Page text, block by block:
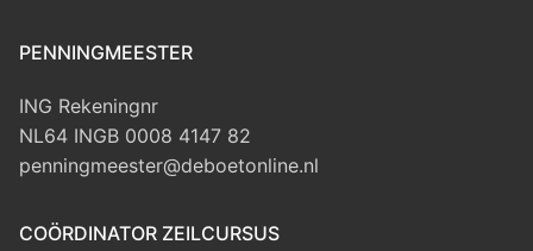
PENNINGMEESTER
ING Rekeningnr
NL64 INGB 0008 4147 82
penningmeester@deboetonline.nl
COÖRDINATOR ZEILCURSUS